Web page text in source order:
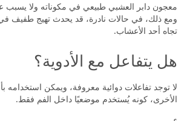
معجون دابر العشبي طبيعي في مكوناته ولا يسبب
ومع ذلك، في حالات نادرة، قد يحدث تهيج طفيف
تجاه أحد الأعشاب.
هل يتفاعل مع الأدوية؟
لا توجد تفاعلات دوائية معروفة، ويمكن استخدامه
الأخرى، كونه يُستخدم موضعيًا داخل الفم فقط.